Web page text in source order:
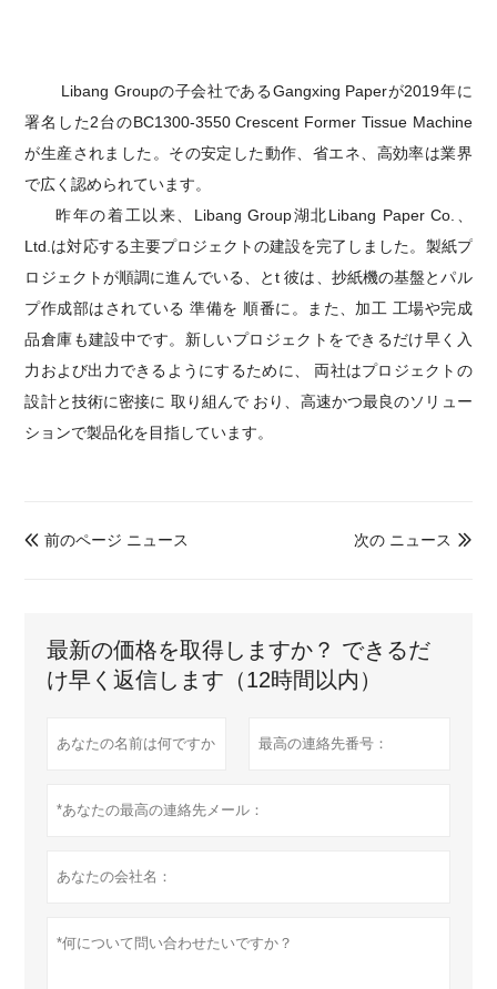
Libang Groupの子会社であるGangxing Paperが2019年に
署名した2台のBC1300-3550Crescent Former Tissue Machine
が生産されました。その安定した動作、省エネ、高効率は業界
で広く認められています。
昨年の着工以来、Libang Group湖北Libang Paper Co.、
Ltd.は対応する主要プロジェクトの建設を完了しました。 製紙プ
ロジェクトが順調に進んでいる
、とt彼は、抄紙機の基盤とパル
プ作成部はされている 準備を 順番に 。 また、加工 工場や完成
品倉庫も建設中です。 新しいプロジェクトをできるだけ早く入
力および出力できるようにするために、
両社はプロジェクトの
設計と技術に密接に 取り組んで おり、高速かつ最良のソリュー
ションで製品化を目指しています。
 前のページ ニュース 
次の ニュース
最新の価格を取得しますか？ できるだ
け早く返信します（12時間以内）